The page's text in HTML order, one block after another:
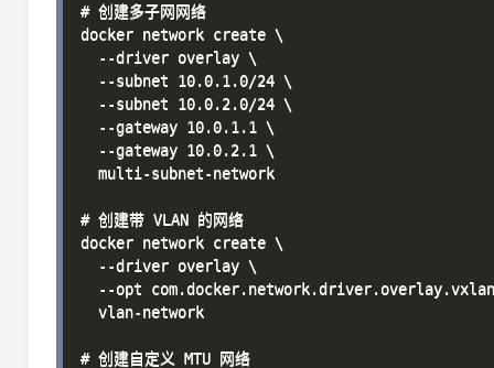
# 创建多子网网络
docker network create \
  --driver overlay \
  --subnet 10.0.1.0/24 \
  --subnet 10.0.2.0/24 \
  --gateway 10.0.1.1 \
  --gateway 10.0.2.1 \
  multi-subnet-network
# 创建带 VLAN 的网络
docker network create \
  --driver overlay \
--opt
  vlan-network
# 创建自定义 MTU 网络